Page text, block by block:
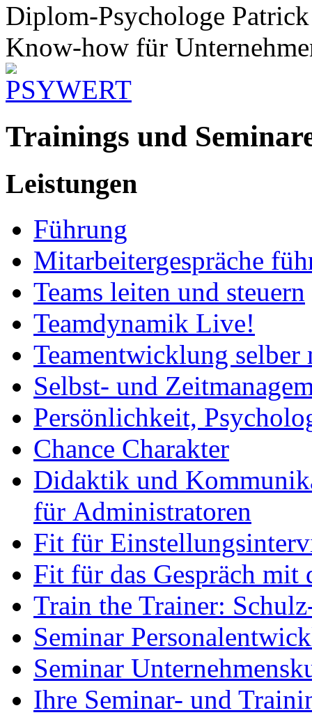
Diplom-Psychologe
Know-how für
Trainings und
Leistungen
Führung
Mitarbeitergespräche
Teams leiten und steuern
Teamdynamik Live!
Teamentwicklung selber
Selbst- und
Persönlichkeit,
Chance Charakter
Didaktik und
für Administratoren
Fit für
Fit für das Gespräch mit
Train the Trainer:
Seminar
Seminar
Ihre Seminar- und